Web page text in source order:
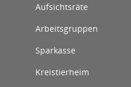
Aufsichtsräte
Arbeitsgruppen
Sparkasse
Kreistierheim